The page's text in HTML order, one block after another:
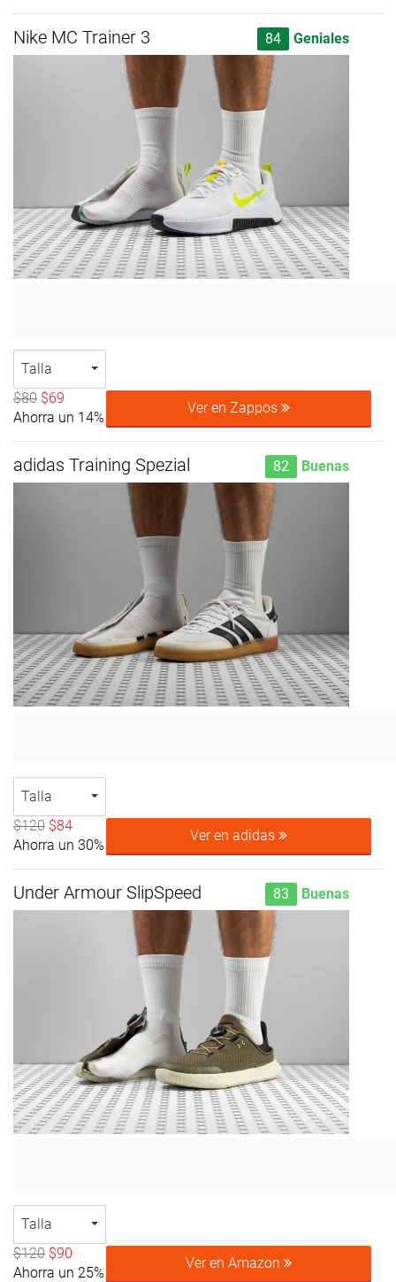
Nike MC Trainer 3 84 Geniales
Talla
$80 $69
Ahorra un 14%
Ver en Zappos
adidas Training Spezial 82 Buenas
Talla
$120 $84
Ahorra un 30%
Ver en adidas
Under Armour SlipSpeed 83 Buenas
Talla
$120 $90
Ahorra un 25%
Ver en Amazon